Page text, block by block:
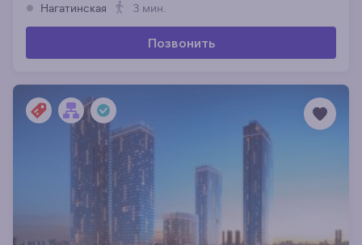
Нагатинская 3 мин.
Позвонить